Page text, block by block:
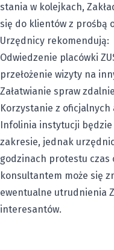
stania w kolejkach,
się do klientów z prośbą
Urzędnicy rekomendują:
Odwiedzenie placówki
przełożenie wizyty na
Załatwianie spraw
Korzystanie z oficjalnych
Infolinia instytucji będzie
zakresie, jednak
godzinach protestu czas
konsultantem może się
ewentualne utrudnienia
interesantów.